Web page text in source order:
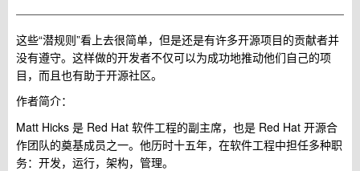
这些“潜规则”看上去很简单，但是还是有许多开源项目的贡献者并
没有遵守。这样做的开发者不仅可以为成功地推动他们自己的项
目，而且也有助于开源社区。
作者简介：
Matt Hicks 是 Red Hat 软件工程的副主席，也是 Red Hat 开源合
作团队的奠基成员之一。他历时十五年，在软件工程中担任多种职
务：开发，运行，架构，管理。